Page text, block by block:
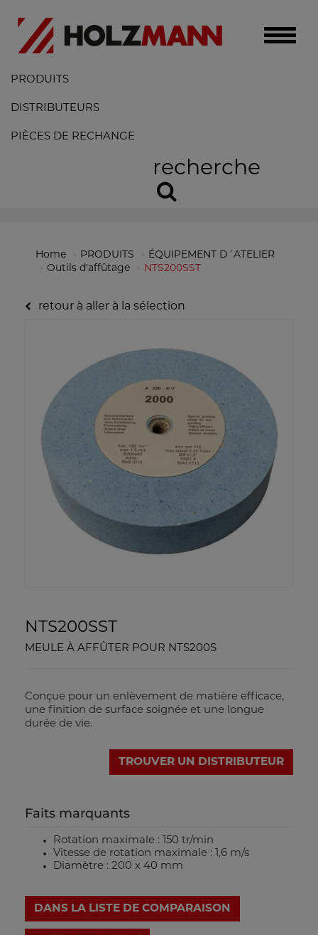
Toggle
PRODUITS
DISTRIBUTEURS
PIÈCES DE RECHANGE
recherche
Home PRODUITS
ÉQUIPEMENT D´ATELIER
Outils d'affûtage
NTS200SST
retour à aller à la sélection
NTS200SST
MEULE À AFFÛTER POUR NTS200S
Conçue pour un enlèvement de matière efficace,
une finition de surface soignée et une longue
durée de vie.
TROUVER UN DISTRIBUTEUR
Faits marquants
Rotation maximale : 150 tr/min
Vitesse de rotation maximale : 1,6 m/s
Diamètre : 200 x 40 mm
DANS LA LISTE DE COMPARAISON